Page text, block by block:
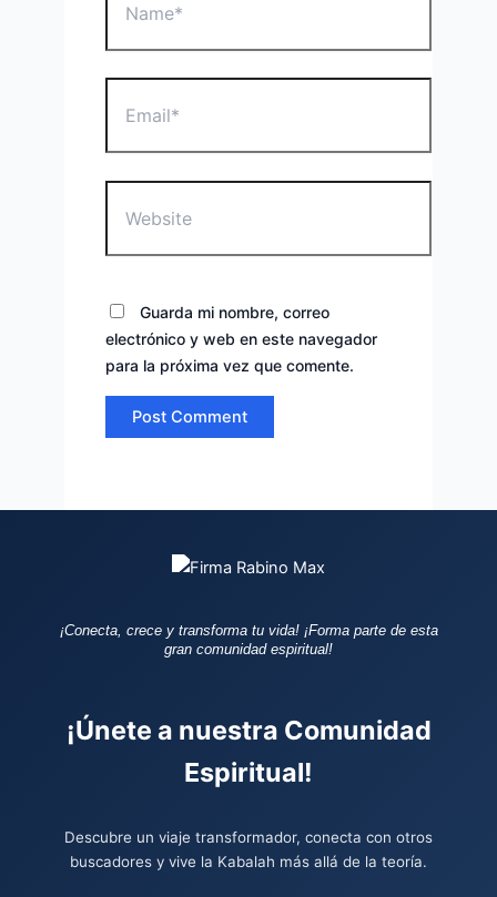
Guarda mi nombre, correo
electrónico y web en este navegador
para la próxima vez que comente.
¡Conecta, crece y transforma tu vida! ¡Forma parte de esta
gran comunidad espiritual!
¡Únete a nuestra Comunidad
Espiritual!
Descubre un viaje transformador, conecta con otros
buscadores y vive la Kabalah más allá de la teoría.